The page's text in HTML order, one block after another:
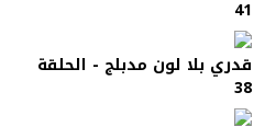
41
قدري بلا لون مدبلج - الحلقة
38